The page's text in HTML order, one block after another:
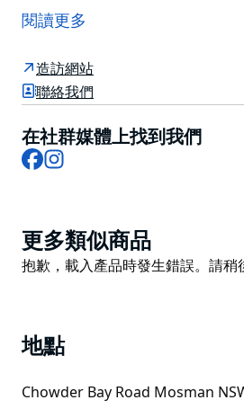
畔，是莫斯曼 (Mosman) 海岬公園
一部分，這裡是博羅格加爾人的故
因其毗鄰水域、風景優美的步道
Bay、L'Heritage 和 Cafe La Mer
迎。
遊客可以在喬德灣 (Chowder Bay)
海洋生物近距離接觸，或前往附近
想在海港尋找田園詩般的野餐地點
(Clifton Gardens Reserve) 擁有陰
風景優美的步道和道路網絡將
- Georges Heights 和 Middle
閱讀更多
造訪網站
聯絡我們
在社群媒體上找到我們
Facebook
Product
List
更多類似商品
Product
抱歉，載入產品時發生錯誤。請稍
地點
Chowder Bay Road Mosman